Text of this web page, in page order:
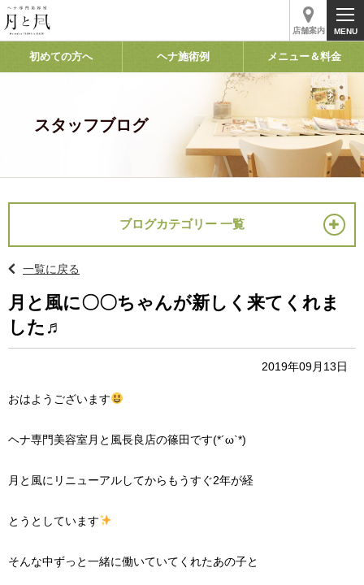
店舗案内
初めての方へ ヘナ施術例 メニュー＆料金
スタッフブログ
ブログカテゴリー 一覧
一覧に戻る
月と風に〇〇ちゃんが新しく来てくれま
した♬
2019年09月13日
おはようございます
ヘナ専門美容室月と風長良店の篠田です(*´ω`*)
月と風にリニューアルしてからもうすぐ2年が経
とうとしています
そんな中ずっと一緒に働いていてくれたあの子と